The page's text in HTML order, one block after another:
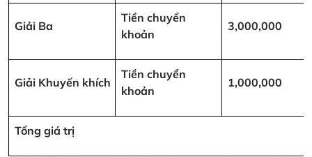
Giải Ba
Tiền chuyển
khoản
3,000,000
Giải Khuyến khích
Tiền chuyển
khoản
1,000,000
Tổng giá trị